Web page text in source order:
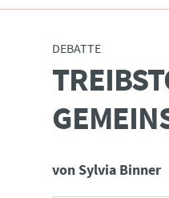
DEBATTE
:
von Sylvia Binner